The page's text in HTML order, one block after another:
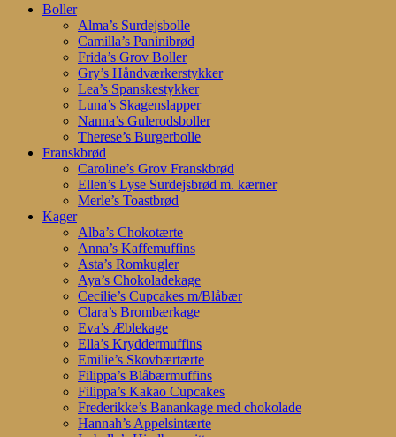
search
account
Menu
Boller
Alma’s Surdejsbolle
Camilla’s Paninibrød
Frida’s Grov Boller
Gry’s Håndværkerstykker
Lea’s Spanskestykker
Luna’s Skagenslapper
Nanna’s Gulerodsboller
Therese’s Burgerbolle
Franskbrød
Caroline’s Grov Franskbrød
Ellen’s Lyse Surdejsbrød m. kærner
Merle’s Toastbrød
Kager
Alba’s Chokotærte
Anna’s Kaffemuffins
Asta’s Romkugler
Aya’s Chokoladekage
Cecilie’s Cupcakes m/Blåbær
Clara’s Brombærkage
Eva’s Æblekage
Ella’s Kryddermuffins
Emilie’s Skovbærtærte
Filippa’s Blåbærmuffins
Filippa’s Kakao Cupcakes
Frederikke’s Banankage med chokolade
Hannah’s Appelsintærte